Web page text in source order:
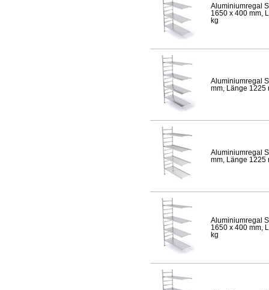
Aluminiumregal
1650 x 400 mm,
kg
Aluminiumregal
mm, Länge 1225
Aluminiumregal
mm, Länge 1225
Aluminiumregal
1650 x 400 mm,
kg